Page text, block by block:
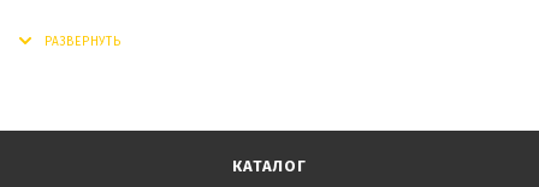
КАТАЛОГ